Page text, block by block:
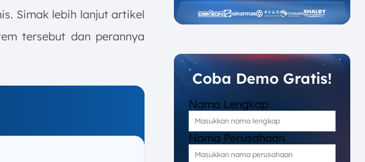
Simak lebih lanjut artikel
tersebut dan perannya
Coba Demo Gratis!
Nama Lengkap
Nama Perusahaan